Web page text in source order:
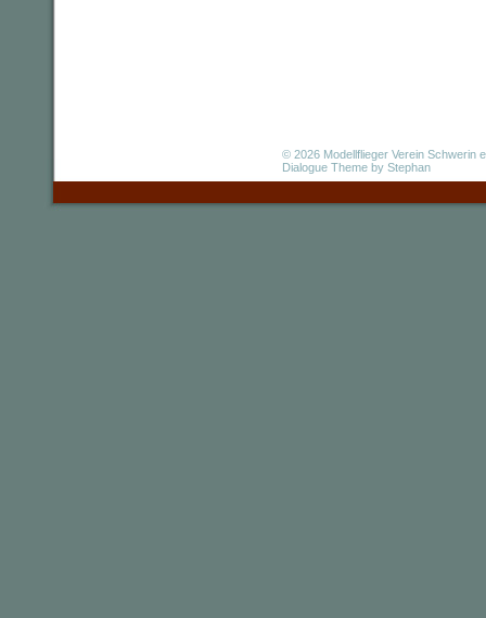
© 2026 Modellflieger Verein Schwerin
Dialogue Theme by Stephan